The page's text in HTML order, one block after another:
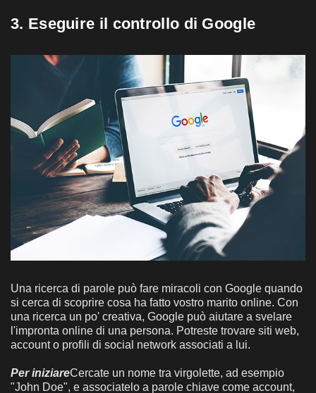
3. Eseguire il controllo di Google
Una ricerca di parole può fare miracoli con Google quando
si cerca di scoprire cosa ha fatto vostro marito online. Con
una ricerca un po' creativa, Google può aiutare a svelare
l'impronta online di una persona. Potreste trovare siti web,
account o profili di social network associati a lui.
Per iniziareCercate un nome tra virgolette, ad esempio
"John Doe", e associatelo a parole chiave come account,